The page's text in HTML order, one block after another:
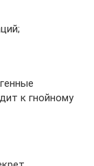
к гнойному